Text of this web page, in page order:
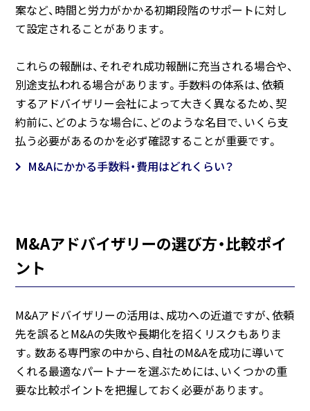
案など、時間と労力がかかる初期段階のサポートに対し
て設定されることがあります。
これらの報酬は、それぞれ成功報酬に充当される場合や、
別途支払われる場合があります。手数料の体系は、依頼
するアドバイザリー会社によって大きく異なるため、契
約前に、どのような場合に、どのような名目で、いくら支
払う必要があるのかを必ず確認することが重要です。
M&Aにかかる手数料・費用はどれくらい？
M&Aアドバイザリーの選び方・比較ポイ
ント
M&Aアドバイザリーの活用は、成功への近道ですが、依頼
先を誤るとM&Aの失敗や長期化を招くリスクもありま
す。数ある専門家の中から、自社のM&Aを成功に導いて
くれる最適なパートナーを選ぶためには、いくつかの重
要な比較ポイントを把握しておく必要があります。